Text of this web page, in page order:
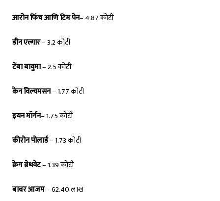
आरोन फिंच आणि टिम पेन– 4.87 कोटी
डीन एल्गार– 3.2 कोटी
टेंबा बावुमा– 2.5 कोटी
केन विल्यमसन– 1.77 कोटी
इयन मॉर्गन– 1.75 कोटी
कीरोन पोलार्ड– 1.73 कोटी
क्रेग ब्रेथवेट– 1.39 कोटी
बाबर आजम– 62.40 लाख